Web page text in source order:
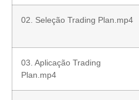
02. Seleção Trading Plan.mp4
03. Aplicação Trading
Plan.mp4